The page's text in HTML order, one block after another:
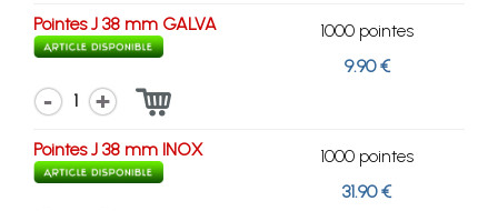
Pointes J 38 mm GALVA
1000 pointes
9.90 €
1
Pointes J 38 mm INOX
1000 pointes
31.90 €